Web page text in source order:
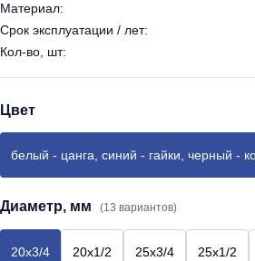
Материал:
Срок эксплуатации / лет:
Кол-во, шт:
Цвет
белый - цанга, синий - гайки, черный -
Диаметр, мм (13 вариантов)
20x3/4 20x1/2 25x3/4 25x1/2